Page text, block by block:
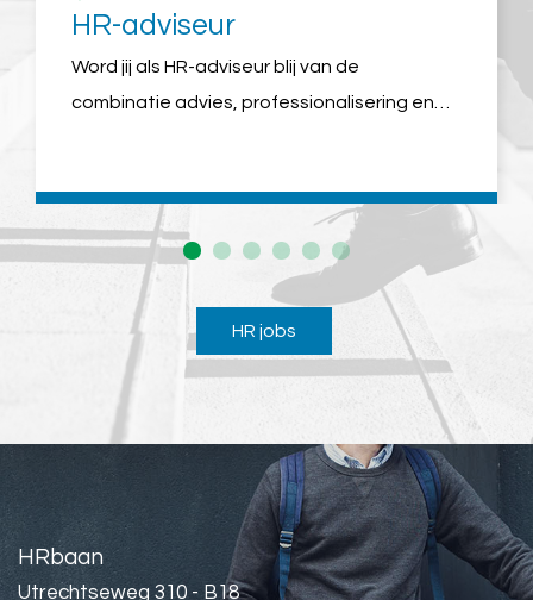
HR-adviseur
Word jij als HR-adviseur blij van de
combinatie advies, professionalisering en
een toffe rol voor je!
HR jobs
HRbaan
Utrechtseweg 310 - B18